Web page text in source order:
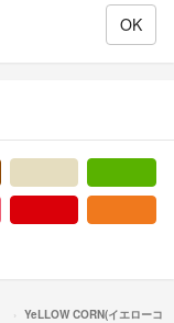
YeLLOW CORN(イエローコ